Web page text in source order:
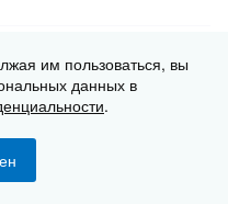
датчики для
или агрессивной
варианты с
стали.
им пользоваться, вы
данных в
.